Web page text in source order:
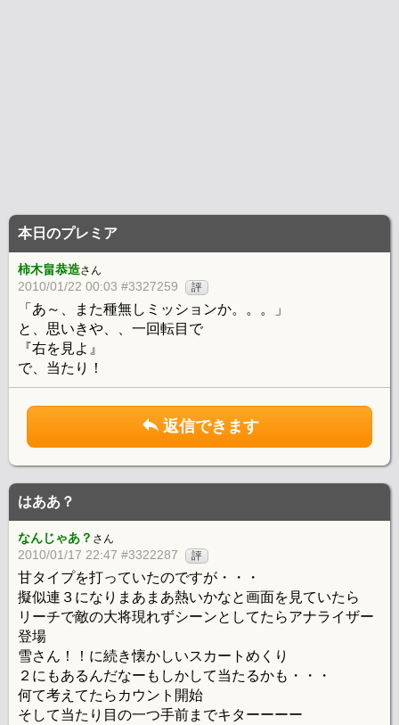
本日のプレミア
柿木畠恭造さん
2010/01/22 00:03 #3327259 評
「あ～、また種無しミッションか。。。」
と、思いきや、、一回転目で
『右を見よ』
で、当たり！
返信できます
はああ？
なんじゃあ？ さん
2010/01/17 22:47 #3322287 評
甘タイプを打っていたのですが・・・
擬似連３になりまあまあ熱いかなと画面を見ていたら
リーチで敵の大将現れずシーンとしてたらアナライザー
登場
雪さん！！に続き懐かしいスカートめくり
２にもあるんだなーもしかして当たるかも・・・
何て考えてたらカウント開始
そして当たり目の一つ手前までキターーーー